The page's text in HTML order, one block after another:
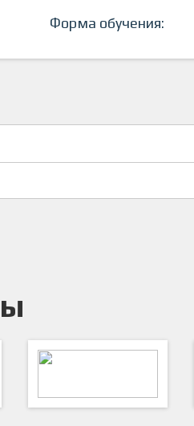
Форма обучения: